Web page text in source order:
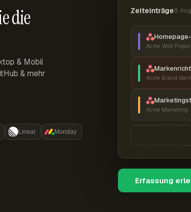
die
& Mobil
& mehr
Linear Monday
Zeiteinträge8.
Acme Web
Acme Brand
Acme Marketing
Erfassung